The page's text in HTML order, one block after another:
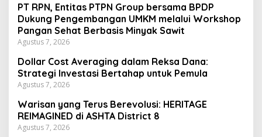
PT RPN, Entitas PTPN Group bersama BPDP
Dukung Pengembangan UMKM melalui Workshop
Pangan Sehat Berbasis Minyak Sawit
Agustus 7, 2026
Dollar Cost Averaging dalam Reksa Dana:
Strategi Investasi Bertahap untuk Pemula
Agustus 7, 2026
Warisan yang Terus Berevolusi: HERITAGE
REIMAGINED di ASHTA District 8
Agustus 7, 2026